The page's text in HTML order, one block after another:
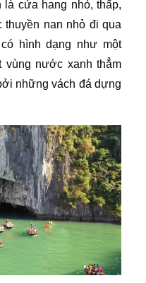
cửa hang nhỏ, thấp,
thuyền nan nhỏ đi qua
hình dạng như một
vùng nước xanh thẳm
những vách đá dựng